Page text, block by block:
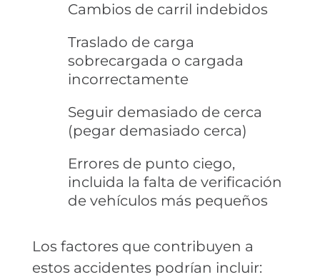
Cambios de carril indebidos
Traslado de carga
sobrecargada o cargada
incorrectamente
Seguir demasiado de cerca
(pegar demasiado cerca)
Errores de punto ciego,
incluida la falta de verificación
de vehículos más pequeños
Los factores que contribuyen a
estos accidentes podrían incluir: